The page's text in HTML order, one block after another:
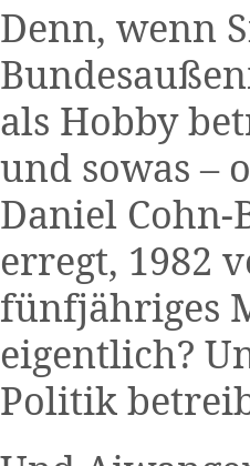
Denn, wenn
als Hobby
und sowas –
Daniel
erregt, 1982
fünfjähriges
eigentlich?
Politik